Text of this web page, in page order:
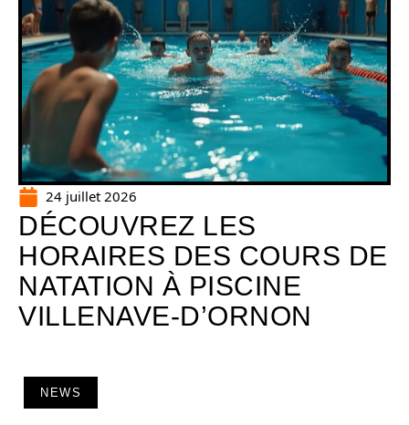
24 juillet 2026
DÉCOUVREZ LES
HORAIRES DES COURS DE
NATATION À PISCINE
VILLENAVE-D’ORNON
NEWS